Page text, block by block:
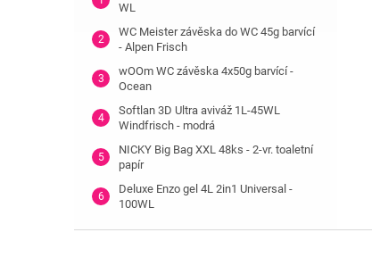
WL
WC Meister závěska do WC 45g barvící
- Alpen Frisch
wOOm WC závěska 4x50g barvící -
Ocean
Softlan 3D Ultra aviváž 1L-45WL
Windfrisch - modrá
NICKY Big Bag XXL 48ks - 2-vr. toaletní
papír
Deluxe Enzo gel 4L 2in1 Universal -
100WL